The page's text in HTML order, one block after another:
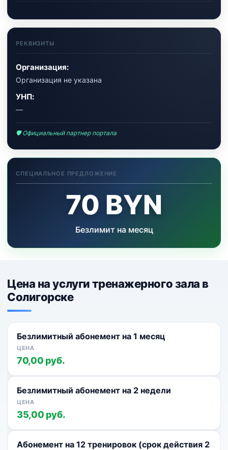
РЕКВИЗИТЫ
Организация:
Организация не указана
УНП:
—
🛡 Официальный партнер портала
СПЕЦИАЛЬНОЕ ПРЕДЛОЖЕНИЕ
70 BYN
Безлимит на месяц
Цена на услуги тренажерного зала в
Солигорске
Безлимитный абонемент на 1 месяц
70,00 руб.
Безлимитный абонемент на 2 недели
35,00 руб.
Абонемент на 12 тренировок (срок действия 2